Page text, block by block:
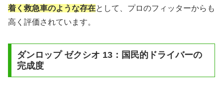
着く救急車のような存在として、プロのフィッターからも
高く評価されています。
ダンロップ ゼクシオ 13：国民的ドライバーの
完成度